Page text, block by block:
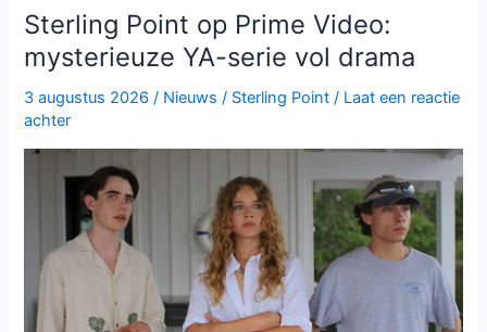
van
de
Bennet
familie
komt
HBO
Max
serie
Sterling Point op Prime Video:
mysterieuze YA-serie vol drama
3 augustus 2026/ Nieuws / Sterling Point / Laat een reactie
achter